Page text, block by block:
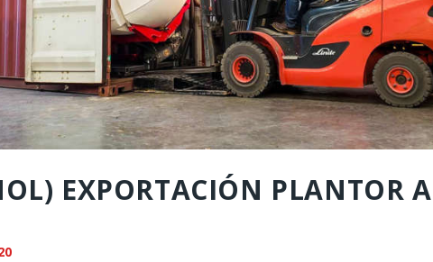
EXPORTACIÓN PLANTOR A